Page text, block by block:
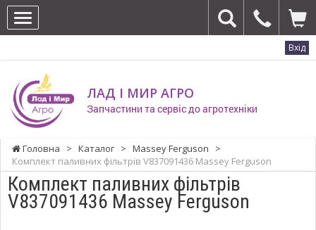
Вхід
ЛАД І МИР АГРО
Запчастини та сервіс до агротехніки
Головна > Каталог > Massey Ferguson
>
Комплект паливних фільтрів V837091436 Massey Ferguson
Комплект паливних фільтрів
V837091436 Massey Ferguson